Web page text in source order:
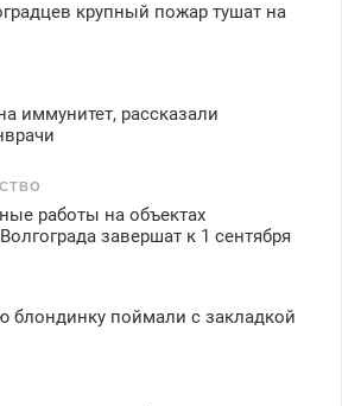
крупный пожар тушат на
иммунитет, рассказали
работы на объектах
завершат к 1 сентября
блондинку поймали с закладкой